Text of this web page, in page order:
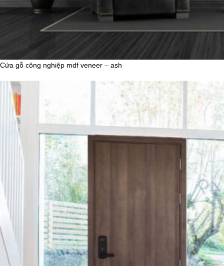
Cửa gỗ công nghiệp mdf veneer – ash